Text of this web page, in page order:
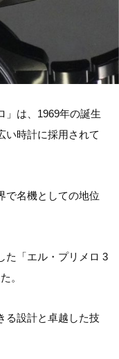
」は、1969年の誕生
い時計に採用されて
で名機としての地位
た「エル・プリメロ 3
。
る設計と卓越した技